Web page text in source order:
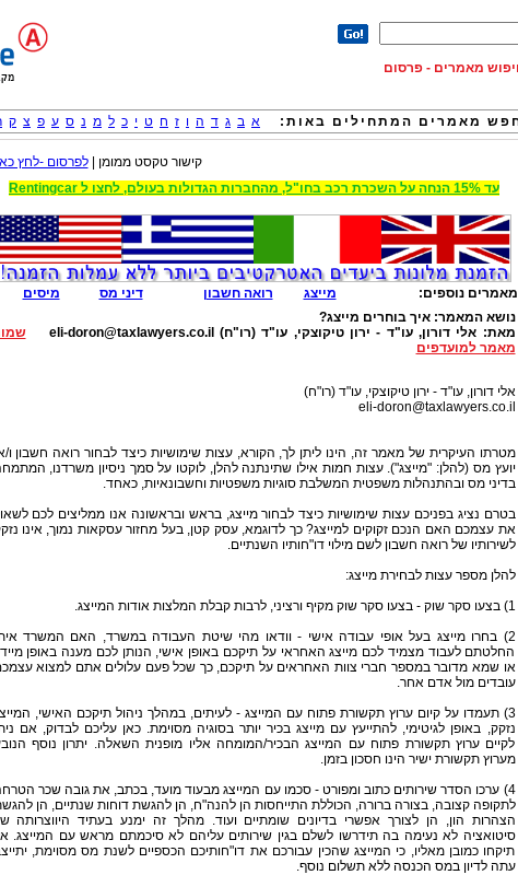
לחיפוש מאמרים - פרסום
מאמרים המתחילים באות: א ב ג ד ה ו ז ח ט י כ ל מ נ ס ע פ צ ק
קישור טקסט ממומן |לפרסום -לחץ
עד 15% הנחה על השכרת רכב בחו"ל, מהחברות הגדולות בעולם, לחצו ל Rentingcar
מאמרים נוספים: מייצג רואה חשבון דיני מס
מיסים
נושא המאמר:איך בוחרים מייצג?
מאת: אלי דורון, עו"ד - ירון טיקוצקי, עו"ד (רו"ח) eli-doron@taxlawyers.co.il
מאמר למועדפים
אלי דורון, עו"ד - ירון טיקוצקי, עו"ד (רו"ח)
eli-doron@taxlawyers.co.il
מטרתו העיקרית של מאמר זה, הינו ליתן לך, הקורא, עצות שימושיות כיצד לבחור רואה חשבון ו/
יועץ מס (להלן: "מייצג"). עצות חמות אילו שתינתנה להלן, לוקטו על סמך ניסיון משרדנו,
בדיני מס ובהתנהלות משפטית המשלבת סוגיות משפטיות וחשבונאיות, כאחד.
בטרם נציג בפניכם עצות שימושיות כיצד לבחור מייצג, בראש ובראשונה אנו ממליצים לכם
את עצמכם האם הנכם זקוקים למייצג? כך לדוגמא, עסק קטן, בעל מחזור עסקאות נמוך, אינו
לשירותיו של רואה חשבון לשם מילוי דו"חותיו השנתיים.
להלן מספר עצות לבחירת מייצג:
1) בצעו סקר שוק - בצעו סקר שוק מקיף ורציני, לרבות קבלת המלצות אודות המייצג.
2) בחרו מייצג בעל אופי עבודה אישי - וודאו מהי שיטת העבודה במשרד, האם המשרד
החלטתם לעבוד מצמיד לכם מייצג האחראי על תיקכם באופן אישי, הנותן לכם מענה באופן
או שמא מדובר במספר חברי צוות האחראים על תיקכם, כך שכל פעם עלולים אתם למצוא
עובדים מול אדם אחר.
3) תעמדו על קיום ערוץ תקשורת פתוח עם המייצג - לעיתים, במהלך ניהול תיקכם האישי,
נזקק, באופן לגיטימי, להתייעץ עם מייצג בכיר יותר בסוגיה מסוימת. כאן עליכם לבדוק, אם
לקיים ערוץ תקשורת פתוח עם המייצג הבכיר/המומחה אליו מופנית השאלה. יתרון נוסף
מערוץ תקשורת ישיר הינו חסכון בזמן.
4) ערכו הסדר שירותים כתוב ומפורט - סכמו עם המייצג מבעוד מועד, בכתב, את גובה שכר
לתקופה קצובה, בצורה ברורה, הכוללת התייחסות הן להנה"ח, הן להגשת דוחות שנתיים, הן
הצהרות הון, הן לצורך אפשרי בדיונים שומתיים ועוד. מהלך זה ימנע בעתיד היווצרותה
סיטואציה לא נעימה בה תידרשו לשלם בגין שירותים עליהם לא סיכמתם מראש עם המייצג.
תיקחו כמובן מאליו, כי המייצג שהכין עבורכם את דו"חותיכם הכספיים לשנת מס מסוימת,
עתה לדיון במס הכנסה ללא תשלום נוסף.